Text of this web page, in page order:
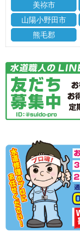
美祢市
山陽小野田市
熊毛郡